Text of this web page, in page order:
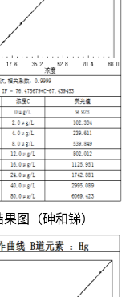
图（砷和锑）